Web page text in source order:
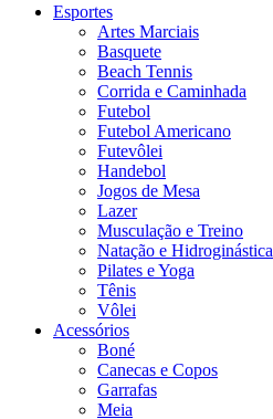
Esportes
Artes Marciais
Basquete
Beach Tennis
Corrida e Caminhada
Futebol
Futebol Americano
Futevôlei
Handebol
Jogos de Mesa
Lazer
Musculação e Treino
Natação e Hidroginástica
Pilates e Yoga
Tênis
Vôlei
Acessórios
Boné
Canecas e Copos
Garrafas
Meia